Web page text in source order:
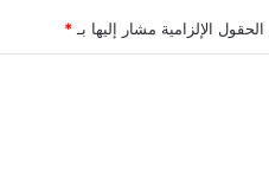
الحقول الإلزامية مشار إليها بـ *